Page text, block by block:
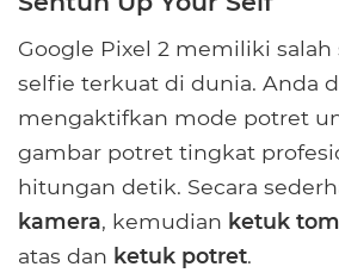
Google Pixel 2 memiliki salah
selfie terkuat di dunia. Anda
mengaktifkan mode potret
gambar potret tingkat
hitungan detik. Secara
kamera, kemudian ketuk
atas dan ketuk potret.